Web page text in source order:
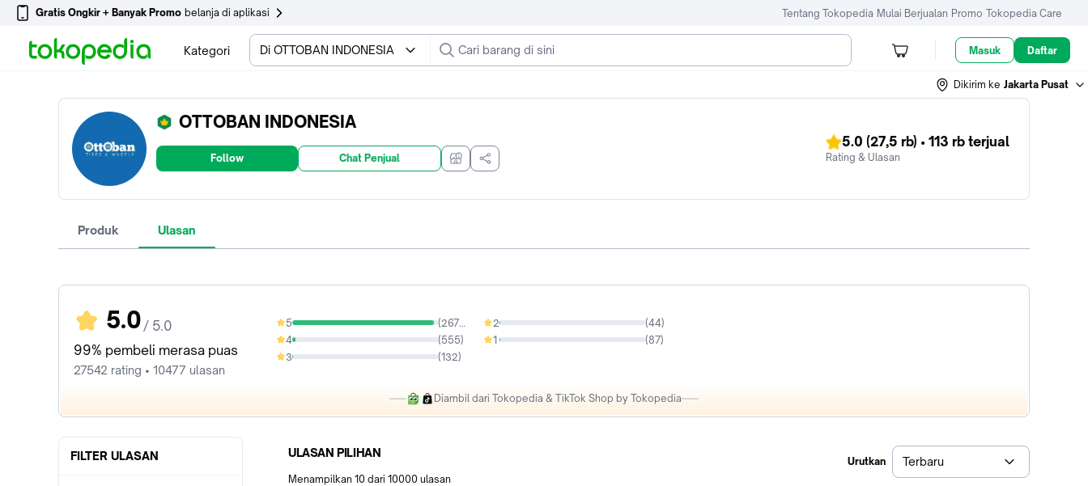
Gratis Ongkir + Banyak Promo belanja di aplikasi Tentang Tokopedia Mulai Berjualan Promo Tokopedia Care
Kategori Di OTTOBAN INDONESIA Masuk Daftar
Dikirim ke Jakarta Pusat
OTTOBAN INDONESIA
Follow Chat Penjual
5.0 (27,5 rb) • 113 rb terjual
Rating & Ulasan
Produk Ulasan
5.0/ 5.0
99% pembeli merasa puas
27542 rating • 10477 ulasan
5 (26724
97.03%
4 (555)
2.02%
3 (132)
0.48%
2 (44)
0.16%
1 (87)
0.32%
Diambil dari Tokopedia & TikTok Shop by Tokopedia
FILTER ULASAN ULASAN PILIHAN
Menampilkan 10 dari 10000 ulasan
Urutkan Terbaru